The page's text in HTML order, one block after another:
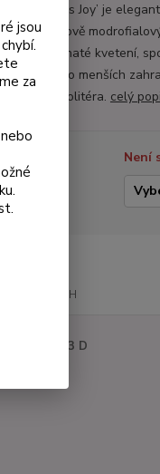
‘Ethel’s Joy’ je
s pastelově
bohaté kvetení,
hodí i do menších
– ideální solitéra. celý
Není
bez DPH
1083 D
jsou
za